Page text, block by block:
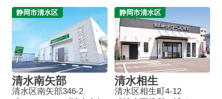
静岡市清水区
清水南矢部
清水区南矢部346-2
静岡市清水区
清水相生
清水区相生町4-12